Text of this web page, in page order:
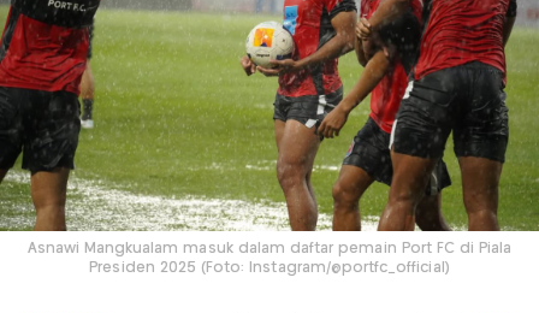
Asnawi Mangkualam masuk dalam daftar pemain Port FC di Piala
Presiden 2025 (Foto: Instagram/@portfc_official)